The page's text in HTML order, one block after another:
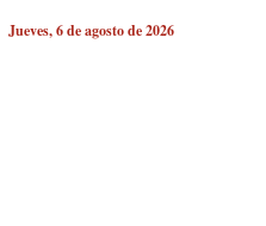
Jueves, 6 de agosto de 2026